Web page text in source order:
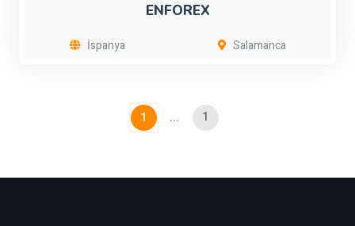
ENFOREX
İspanya Salamanca
1 ... 1